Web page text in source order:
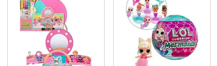
LOL Surprise Tweens Mermaid dukke - Cleo Cove
Tiara
Solbriller
Detaljer: